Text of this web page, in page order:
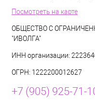
Посмотреть на карте
ОБЩЕСТВО С
"ИВОЛГА"
ИНН организации:
ОГРН: 1222200012627
+7 (905) 925-71-